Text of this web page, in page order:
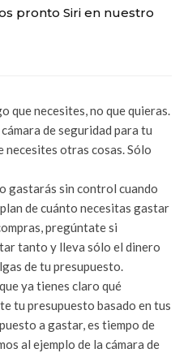
pronto Siri en nuestro
que necesites, no que quieras.
de seguridad para tu
necesites otras cosas. Sólo
gastarás sin control cuando
de cuánto necesitas gastar
pregúntate si
tanto y lleva sólo el dinero
de tu presupuesto.
ya tienes claro qué
tu presupuesto basado en tus
a gastar, es tiempo de
al ejemplo de la cámara de